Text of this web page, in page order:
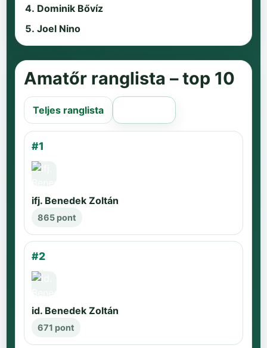
Dominik Bővíz
Joel Nino
Amatőr ranglista – top 10
Teljes ranglista
#1
ifj. Benedek Zoltán
865 pont
#2
id. Benedek Zoltán
671 pont